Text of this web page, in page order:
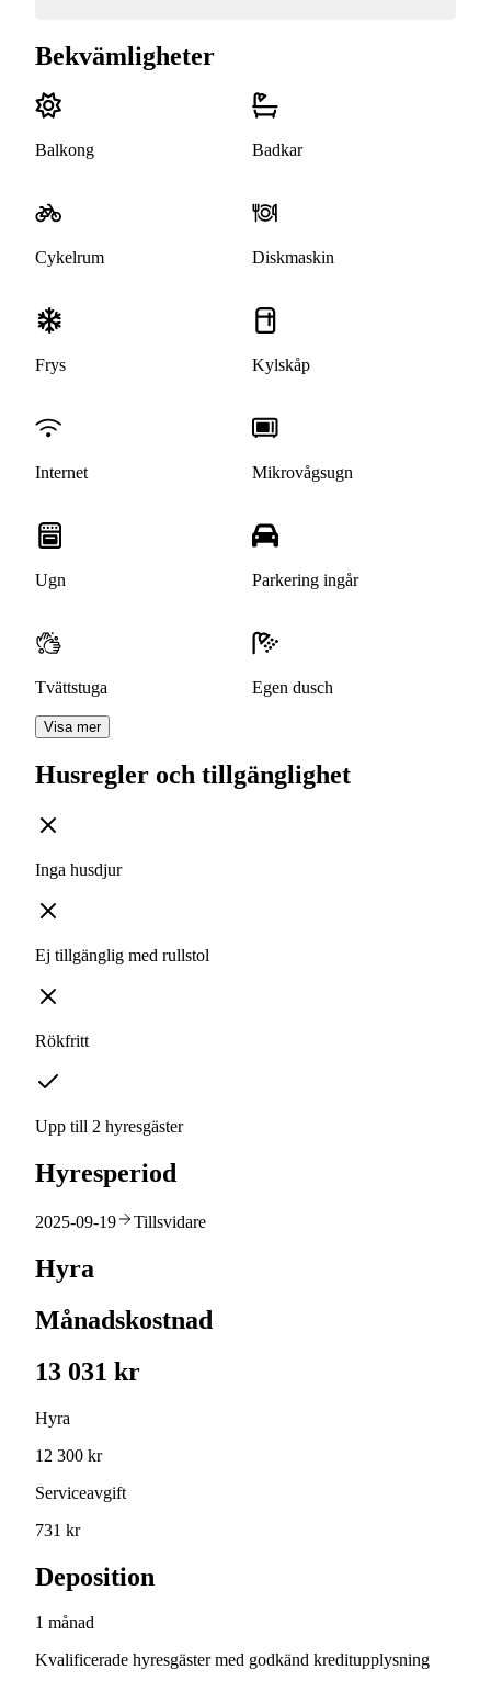
Bekvämligheter
Balkong Badkar
Cykelrum Diskmaskin
Frys Kylskåp
Internet Mikrovågsugn
Ugn Parkering ingår
Tvättstuga Egen dusch
Visa mer
Husregler och tillgänglighet
Inga husdjur
Ej tillgänglig med rullstol
Rökfritt
Upp till 2 hyresgäster
Hyresperiod
2025-09-19 Tillsvidare
Hyra
Månadskostnad
13 031 kr
Hyra
12 300 kr
Serviceavgift
731 kr
Deposition
1 månad
Kvalificerade hyresgäster med godkänd kreditupplysning